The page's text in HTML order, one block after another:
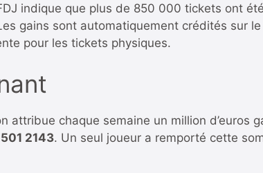
indique que plus de 850 000 tickets ont
gains sont automatiquement crédités sur
pour les tickets physiques.
attribue chaque semaine un million d’euros
501 2143. Un seul joueur a remporté cette